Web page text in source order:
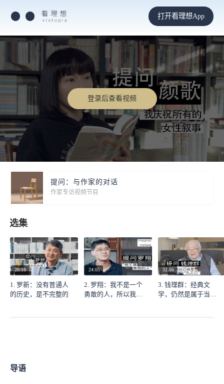
打开看理想App
登录后查看视频
提问：与作家的对话
作家专访视频节目
选集
28:16
1. 罗新：没有普通人
的历史，是不完整的
24:05
2. 罗翔：我不是一个
勇敢的人，所以我向
32:06
3. 钱理群：经典文
学，仍然是属于当下
导语